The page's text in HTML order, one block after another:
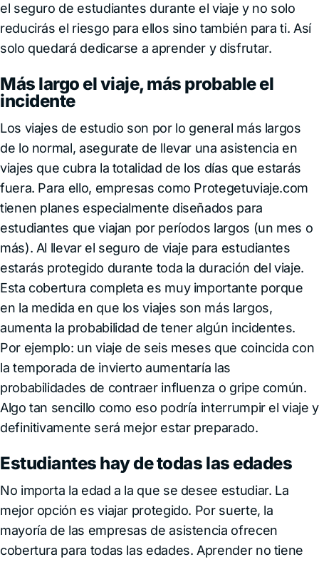
el seguro de estudiantes durante el viaje y no solo
reducirás el riesgo para ellos sino también para ti. Así
solo quedará dedicarse a aprender y disfrutar.
Más largo el viaje, más probable el
incidente
Los viajes de estudio son por lo general más largos
de lo normal, asegurate de llevar una asistencia en
viajes que cubra la totalidad de los días que estarás
fuera. Para ello, empresas como Protegetuviaje.com
tienen planes especialmente diseñados para
estudiantes que viajan por períodos largos (un mes o
más). Al llevar el seguro de viaje para estudiantes
estarás protegido durante toda la duración del viaje.
Esta cobertura completa es muy importante porque
en la medida en que los viajes son más largos,
aumenta la probabilidad de tener algún incidentes.
Por ejemplo: un viaje de seis meses que coincida con
la temporada de invierto aumentaría las
probabilidades de contraer influenza o gripe común.
Algo tan sencillo como eso podría interrumpir el viaje y
definitivamente será mejor estar preparado.
Estudiantes hay de todas las edades
No importa la edad a la que se desee estudiar. La
mejor opción es viajar protegido. Por suerte, la
mayoría de las empresas de asistencia ofrecen
cobertura para todas las edades. Aprender no tiene